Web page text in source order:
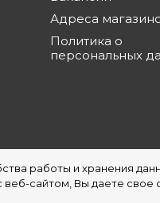
работы и хранения
сайтом, Вы даете свое
Адреса
Политика о
персональных
Дом "Покровский"